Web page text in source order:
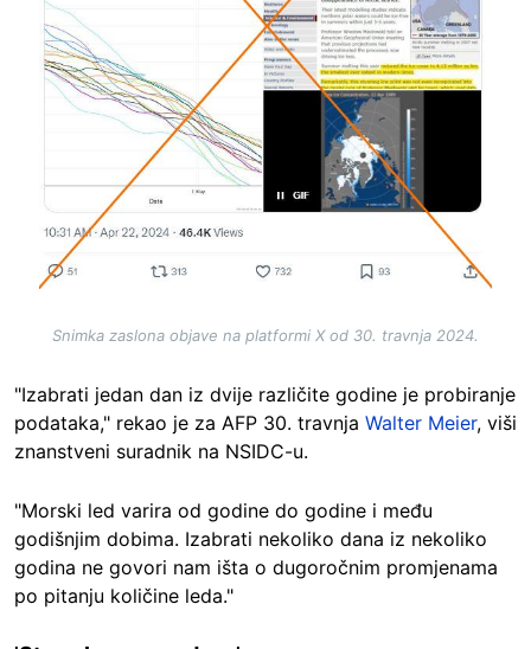
Snimka zaslona objave na platformi X od 30. travnja 2024.
"Izabrati jedan dan iz dvije različite godine je probiranje
podataka," rekao je za AFP 30. travnja Walter Meier, viši
znanstveni suradnik na NSIDC-u.
"Morski led varira od godine do godine i među
godišnjim dobima. Izabrati nekoliko dana iz nekoliko
godina ne govori nam išta o dugoročnim promjenama
po pitanju količine leda."